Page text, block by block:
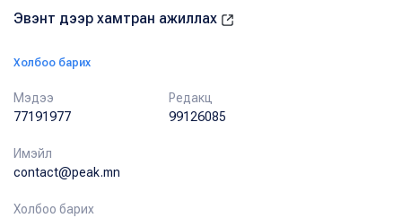
Эвэнт дээр хамтран ажиллах
Холбоо барих
Мэдээ
77191977
Редакц
99126085
Имэйл
contact@peak.mn
Холбоо барих